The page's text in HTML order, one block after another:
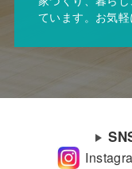
ています。お気軽